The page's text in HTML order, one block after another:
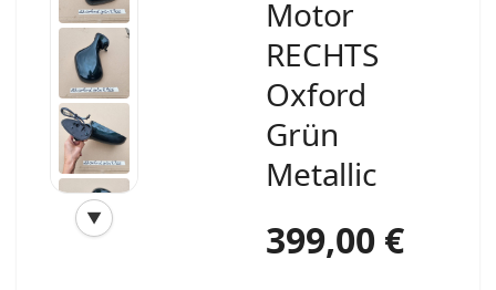
▼
‹
Motor
RECHTS
Oxford
Grün
Metallic
399,00 €